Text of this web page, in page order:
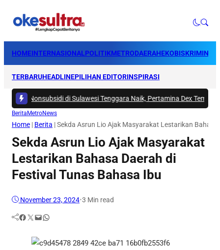
HOMEINTERNASIONALPOLITIKMETRODAERAHEKOBISKRIMINAL
TERBARUHEADLINEPILIHAN EDITORINSPIRASI
Nonsubsidi di Sulawesi Tenggara Naik, Pertamina Dex Tembus
Berita MetroNews
Home | Berita |Sekda Asrun Lio Ajak Masyarakat Lestarikan
Sekda Asrun Lio Ajak Masyarakat
Lestarikan Bahasa Daerah di
Festival Tunas Bahasa Ibu
November 23, 2024•3 Min read
Facebook Twitter Mail WhatsApp